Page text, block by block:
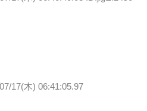
17(木) 06:41:05.97